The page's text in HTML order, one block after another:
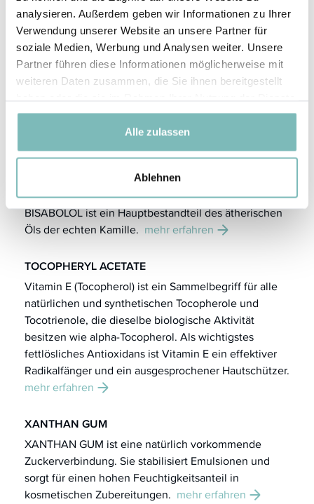
analysieren. Außerdem geben wir Informationen zu Ihrer
Verwendung unserer Website an unsere Partner für
soziale Medien, Werbung und Analysen weiter. Unsere
Partner führen diese Informationen möglicherweise mit
weiteren Daten zusammen, die Sie ihnen bereitgestellt
gesammelt haben.
Alle zulassen
Ablehnen
SQUALANE (sprich „Squa`-laan“; auch Squalanöl) ist
ein begehrter, sehr pflegender, hautidentischer
Aktivstoff.mehr erfahren
PANTHENOL
Hautbarriere, gerade auch wenn diese bereits
geschwächt ist.mehr erfahren
BISABOLOL
BISABOLOL ist ein Hauptbestandteil des ätherischen
Öls der echten Kamille. mehr erfahren
TOCOPHERYL ACETATE
Vitamin E (Tocopherol) ist ein Sammelbegriff für alle
natürlichen und synthetischen Tocopherole und
Tocotrienole, die dieselbe biologische Aktivität
besitzen wie alpha-Tocopherol. Als wichtigstes
fettlösliches Antioxidans ist Vitamin E ein effektiver
Radikalfänger und ein ausgesprochener Hautschützer.
mehr erfahren
XANTHAN GUM
XANTHAN GUM ist eine natürlich vorkommende
Zuckerverbindung. Sie stabilisiert Emulsionen und
sorgt für einen hohen Feuchtigkeitsanteil in
kosmetischen Zubereitungen. mehr erfahren